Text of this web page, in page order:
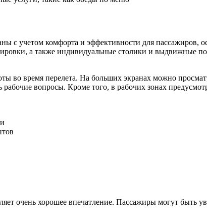
с учетом комфорта и эффективности для пассажиров,
а также индивидуальные столики и выдвижные
во время перелета. На больших экранах можно
вопросы. Кроме того, в рабочих зонах
очень хорошее впечатление. Пассажиры могут быть